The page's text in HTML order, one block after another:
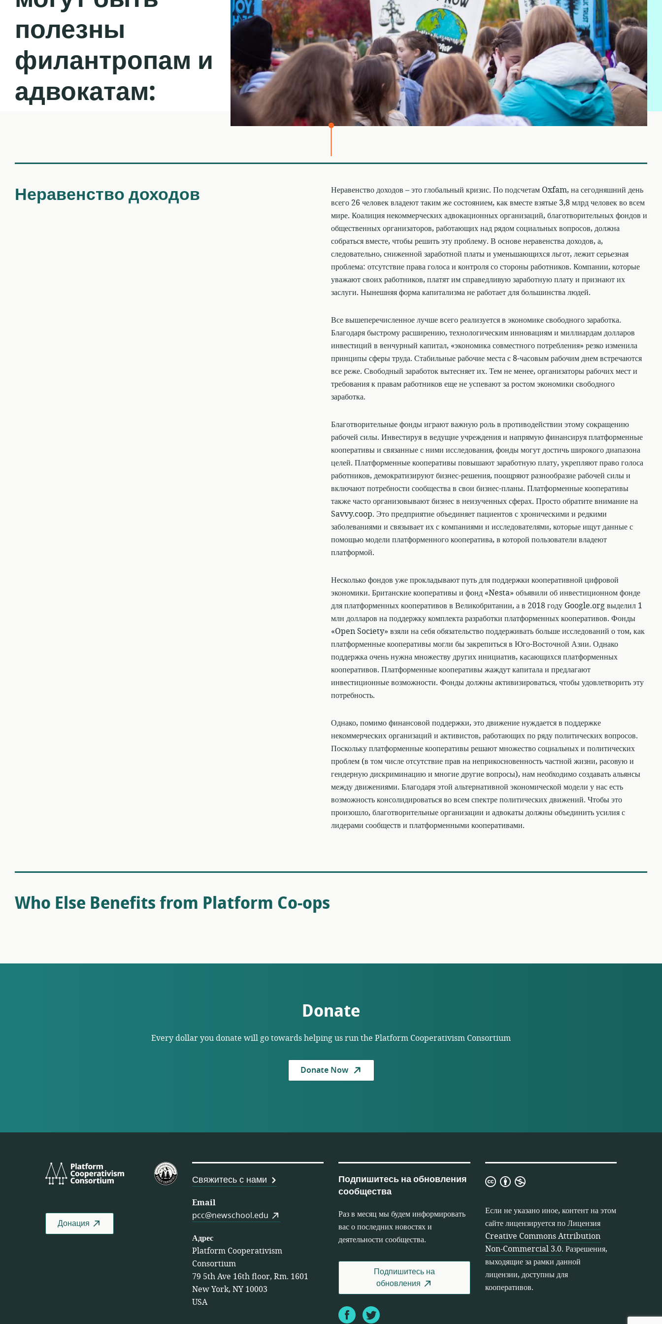
полезны
филантропам и
адвокатам:
Неравенство доходов
Неравенство доходов – это глобальный кризис. По подсчетам Oxfam, на сегодняшний день
всего 26 человек владеют таким же состоянием, как вместе взятые 3,8 млрд человек во всем
мире. Коалиция некоммерческих адвокационных организаций, благотворительных фондов и
общественных организаторов, работающих над рядом социальных вопросов, должна
собраться вместе, чтобы решить эту проблему. В основе неравенства доходов, а,
следовательно, сниженной заработной платы и уменьшающихся льгот, лежит серьезная
проблема: отсутствие права голоса и контроля со стороны работников. Компании, которые
уважают своих работников, платят им справедливую заработную плату и признают их
заслуги. Нынешняя форма капитализма не работает для большинства людей.
Все вышеперечисленное лучше всего реализуется в экономике свободного заработка.
Благодаря быстрому расширению, технологическим инновациям и миллиардам долларов
инвестиций в венчурный капитал, «экономика совместного потребления» резко изменила
принципы сферы труда. Стабильные рабочие места с 8-часовым рабочим днем встречаются
все реже. Свободный заработок вытесняет их. Тем не менее, организаторы рабочих мест и
требования к правам работников еще не успевают за ростом экономики свободного
заработка.
Благотворительные фонды играют важную роль в противодействии этому сокращению
рабочей силы. Инвестируя в ведущие учреждения и напрямую финансируя платформенные
кооперативы и связанные с ними исследования, фонды могут достичь широкого диапазона
целей. Платформенные кооперативы повышают заработную плату, укрепляют право голоса
работников, демократизируют бизнес-решения, поощряют разнообразие рабочей силы и
включают потребности сообщества в свои бизнес-планы. Платформенные кооперативы
также часто организовывают бизнес в неизученных сферах. Просто обратите внимание на
Savvy.coop. Это предприятие объединяет пациентов с хроническими и редкими
заболеваниями и связывает их с компаниями и исследователями, которые ищут данные с
помощью модели платформенного кооператива, в которой пользователи владеют
платформой.
Несколько фондов уже прокладывают путь для поддержки кооперативной цифровой
экономики. Британские кооперативы и фонд «Nesta» объявили об инвестиционном фонде
для платформенных кооперативов в Великобритании, а в 2018 году Google.org выделил 1
млн долларов на поддержку комплекта разработки платформенных кооперативов. Фонды
«Open Society» взяли на себя обязательство поддерживать больше исследований о том, как
платформенные кооперативы могли бы закрепиться в Юго-Восточной Азии. Однако
поддержка очень нужна множеству других инициатив, касающихся платформенных
кооперативов. Платформенные кооперативы жаждут капитала и предлагают
инвестиционные возможности. Фонды должны активизироваться, чтобы удовлетворить эту
потребность.
Однако, помимо финансовой поддержки, это движение нуждается в поддержке
некоммерческих организаций и активистов, работающих по ряду политических вопросов.
Поскольку платформенные кооперативы решают множество социальных и политических
проблем (в том числе отсутствие прав на неприкосновенность частной жизни, расовую и
гендерную дискриминацию и многие другие вопросы), нам необходимо создавать альянсы
между движениями. Благодаря этой альтернативной экономической модели у нас есть
возможность консолидироваться во всем спектре политических движений. Чтобы это
произошло, благотворительные организации и адвокаты должны объединить усилия с
лидерами сообществ и платформенными кооперативами.
Who Else Benefits from Platform Co-ops
Donate
Every dollar you donate will go towards helping us run the Platform Cooperativism Consortium
Donate Now
Platform
Cooperativism
Федерация рабочих кооперативов
США
Донация
Свяжитесь с нами
Email
pcc@newschool.edu
Адрес
Platform Cooperativism
Consortium
79 5th Ave 16th floor, Rm. 1601
New York, NY 10003
USA
Подпишитесь на обновления
сообщества
Раз в месяц мы будем информировать
вас о последних новостях и
деятельности сообщества.
Подпишитесь на
обновления
FacebookTwitter
Лицензия
Attribution
Non-
Commercial
3.0
Если не указано иное, контент на этом
сайте лицензируется поЛицензия
Creative Commons Attribution
Non-Commercial 3.0. Разрешения,
выходящие за рамки данной
лицензии, доступны для
кооперативов.